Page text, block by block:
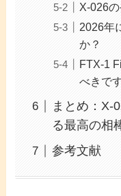
X-026
2026年
か？
FTX-1
べきで
まとめ：X-
る最高の相
参考文献